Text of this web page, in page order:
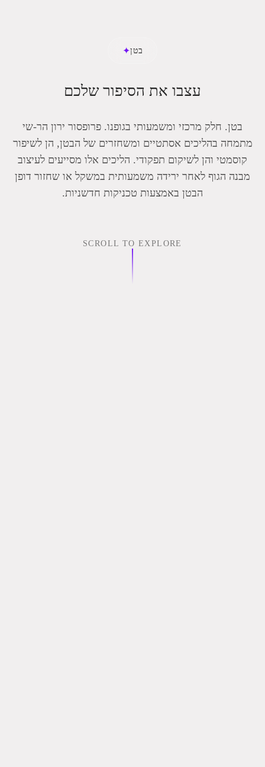
✦בטן
עצבו את הסיפור שלכם
בטן. חלק מרכזי ומשמעותי בגופנו. פרופסור ירון הר-שי
מתמחה בהליכים אסתטיים ומשחזרים של הבטן, הן לשיפור
קוסמטי והן לשיקום תפקודי. הליכים אלו מסייעים לעיצוב
מבנה הגוף לאחר ירידה משמעותית במשקל או שחזור דופן
הבטן באמצעות טכניקות חדשניות.
SCROLL TO EXPLORE